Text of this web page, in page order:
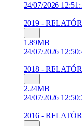
24/07/2026
2019 -
1.89MB
24/07/2026
2018 -
2.24MB
24/07/2026
2016 -